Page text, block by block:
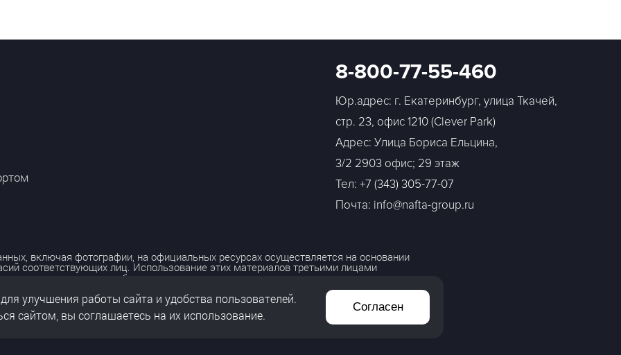
8-800-77-55-460
Юр.адрес: г. Екатеринбург, улица Ткачей,
стр. 23, офис 1210 (Clever Park)
Адрес: Улица Бориса Ельцина,
3/2 2903 офис; 29 этаж
Тел: +7 (343) 305-77-07
Почта: info@nafta-group.ru
включая фотографии, на официальных ресурсах осуществляется на основании
соответствующих лиц. Использование этих материалов третьими лицами
с разрешения правообладателя.
данных
данных
улучшения работы сайта и удобства пользователей.
сайтом, вы соглашаетесь на их использование.
Согласен